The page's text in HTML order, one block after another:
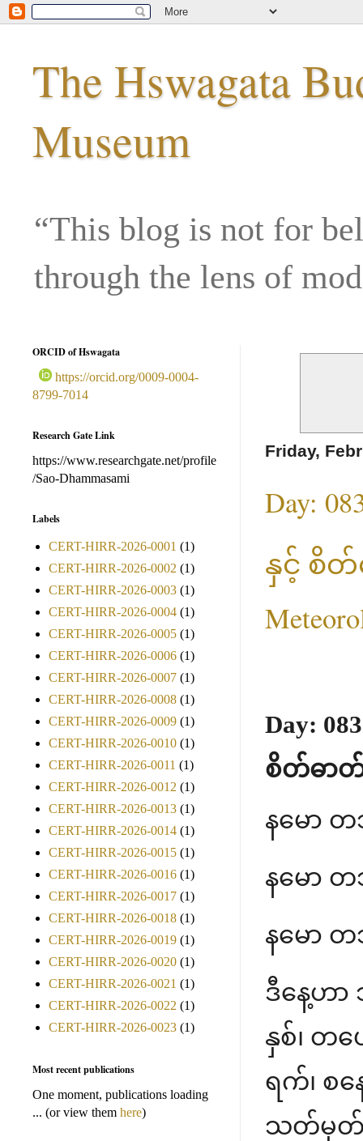
The Hswagata
Museum
“This blog is not for
through the lens of
Friday,
Day:
နှင့် စိ
Day:
စိတ်ဓာတ်
နမော
နမော
နမော
ဒီနေ့ဟာ
နှစ်၊ တပ
ရက်၊ စ
သတ်မှတ်ထ
ORCID of Hswagata
https://orcid.org/0009-0004-
8799-7014
Research Gate Link
https://www.researchgate.net/profile
/Sao-Dhammasami
Labels
CERT-HIRR-2026-0001 (1)
CERT-HIRR-2026-0002 (1)
CERT-HIRR-2026-0003 (1)
CERT-HIRR-2026-0004 (1)
CERT-HIRR-2026-0005 (1)
CERT-HIRR-2026-0006 (1)
CERT-HIRR-2026-0007 (1)
CERT-HIRR-2026-0008 (1)
CERT-HIRR-2026-0009 (1)
CERT-HIRR-2026-0010 (1)
CERT-HIRR-2026-0011 (1)
CERT-HIRR-2026-0012 (1)
CERT-HIRR-2026-0013 (1)
CERT-HIRR-2026-0014 (1)
CERT-HIRR-2026-0015 (1)
CERT-HIRR-2026-0016 (1)
CERT-HIRR-2026-0017 (1)
CERT-HIRR-2026-0018 (1)
CERT-HIRR-2026-0019 (1)
CERT-HIRR-2026-0020 (1)
CERT-HIRR-2026-0021 (1)
CERT-HIRR-2026-0022 (1)
CERT-HIRR-2026-0023 (1)
Most recent publications
One moment, publications loading
... (or view them here)